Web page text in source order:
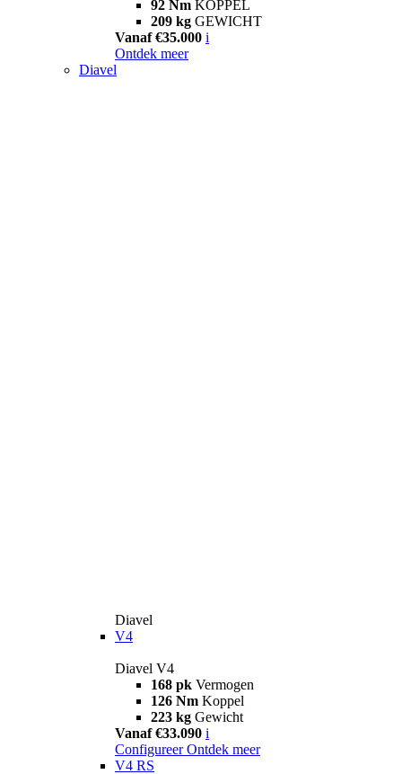
92 Nm KOPPEL
209 kg GEWICHT
Vanaf €35.000 i
Ontdek meer
Diavel
Diavel
V4
Diavel V4
168 pk Vermogen
126 Nm Koppel
223 kg Gewicht
Vanaf €33.090 i
Configureer Ontdek meer
V4 RS